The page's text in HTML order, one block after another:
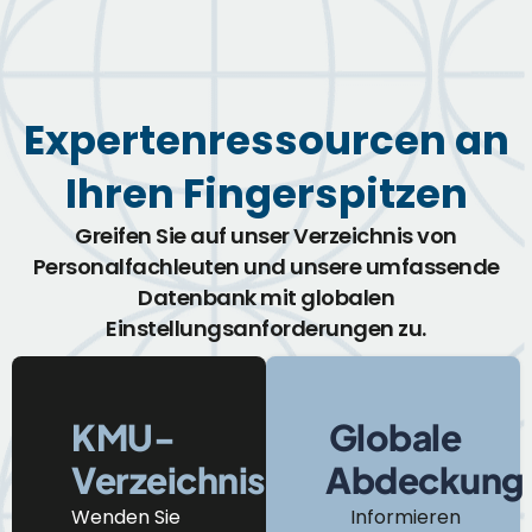
Expertenressourcen an
Ihren Fingerspitzen
Greifen Sie auf unser Verzeichnis von
Personalfachleuten und unsere umfassende
Datenbank mit globalen
Einstellungsanforderungen zu.
KMU-
Verzeichnis
Wenden Sie
Globale
Abdeckung
Informieren